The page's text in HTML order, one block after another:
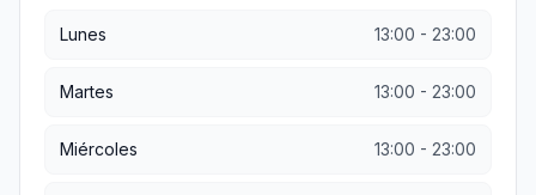
Lunes 13:00 - 23:00
Martes 13:00 - 23:00
Miércoles 13:00 - 23:00